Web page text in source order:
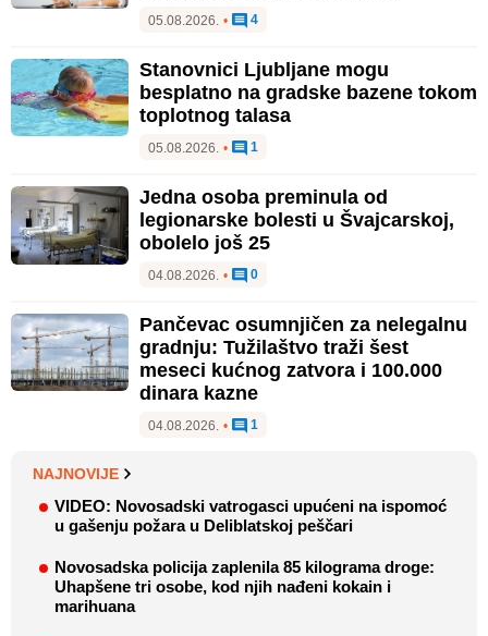
05.08.2026. • 4
Stanovnici Ljubljane mogu
besplatno na gradske bazene tokom
toplotnog talasa
05.08.2026. • 1
Jedna osoba preminula od
legionarske bolesti u Švajcarskoj,
obolelo još 25
04.08.2026. • 0
Pančevac osumnjičen za nelegalnu
gradnju: Tužilaštvo traži šest
meseci kućnog zatvora i 100.000
dinara kazne
04.08.2026. • 1
NAJNOVIJE
VIDEO: Novosadski vatrogasci upućeni na ispomoć
u gašenju požara u Deliblatskoj peščari
Novosadska policija zaplenila 85 kilograma droge:
Uhapšene tri osobe, kod njih nađeni kokain i
marihuana